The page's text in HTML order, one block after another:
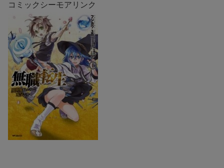
コミックシーモアリンク